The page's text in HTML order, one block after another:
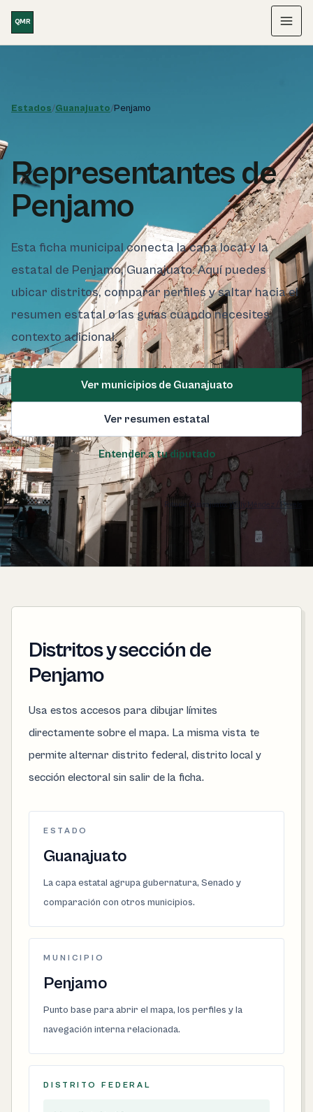
QMR Menú
Estados/Guanajuato/Penjamo
Representantes de
Penjamo
Esta ficha municipal conecta la capa local y la
estatal de Penjamo, Guanajuato. Aquí puedes
ubicar distritos, comparar perfiles y saltar hacia el
resumen estatal o las guías cuando necesites
contexto adicional.
Ver municipios de Guanajuato
Ver resumen estatal
Entender a tu diputado
Foto de Guanajuato:Willy Méndez / Pexels
Distritos y sección de
Penjamo
Usa estos accesos para dibujar límites
directamente sobre el mapa. La misma vista te
permite alternar distrito federal, distrito local y
sección electoral sin salir de la ficha.
ESTADO
Guanajuato
La capa estatal agrupa gubernatura, Senado y
comparación con otros municipios.
MUNICIPIO
Penjamo
Punto base para abrir el mapa, los perfiles y la
navegación interna relacionada.
DISTRITO FEDERAL